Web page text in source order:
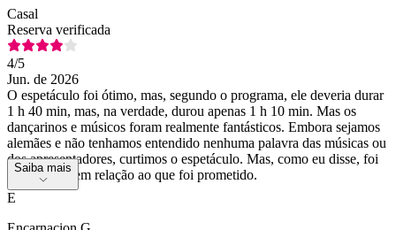
Casal
Reserva verificada
4/5
Jun. de 2026
O espetáculo foi ótimo, mas, segundo o programa, ele deveria durar
1 h 40 min, mas, na verdade, durou apenas 1 h 10 min. Mas os
dançarinos e músicos foram realmente fantásticos. Embora sejamos
alemães e não tenhamos entendido nenhuma palavra das músicas ou
dos apresentadores, curtimos o espetáculo. Mas, como eu disse, foi
muito curto em relação ao que foi prometido.
Saiba mais
E